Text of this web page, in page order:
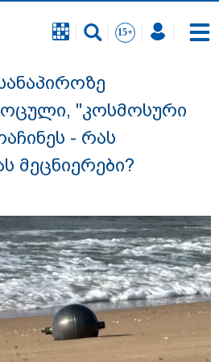
მათ შორის 2
- პოლიცია, თბილისში
ძალადობის საქმეზე
"კოსმოსური
- რას
მეცნიერები?